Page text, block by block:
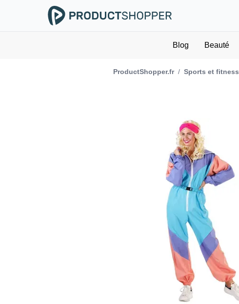
Blog Beauté
ProductShopper.fr / Sports et fitness